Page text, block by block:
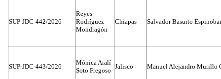
SUP-JDC-442/2026
Reyes
Rodríguez
Mondragón
Chiapas Salvador Basurto
SUP-JDC-443/2026
Mónica Aralí
Soto Fregoso
Jalisco Manuel Alejandro Murillo